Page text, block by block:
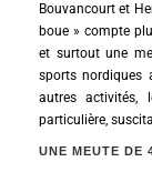
Bouvancourt et
boue » compte
et surtout une
sports nordiques
autres activités,
particulière,
UNE MEUTE DE